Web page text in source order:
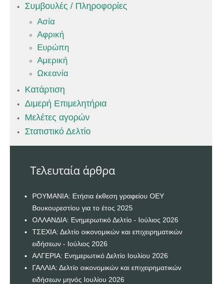
Συμβουλές / Πληροφορίες
Ασία
Αφρική
Ευρώπη
Αμερική
Ωκεανία
Κατάρτιση
Διμερή Επιμελητήρια
Μελέτες αγορών
Στατιστικό Δελτίο
Τελευταία άρθρα
ΡΟΥΜΑΝΙΑ: Ετήσια έκθεση γραφείου ΟΕΥ
Βουκουρεστίου για το έτος 2025
ΟΛΛΑΝΔΙΑ: Ενημερωτικό Δελτίο - Ιούλιος 2026
ΤΣΕΧΙΑ: Δελτίο οικονομικών και επιχειρηματικών
ειδήσεων - Ιούλιος 2026
ΑΛΓΕΡΙΑ: Ενημερωτικό Δελτίο Ιουλίου 2026
ΓΑΛΛΙΑ: Δελτίο οικονομικών και επιχειρηματικών
ειδήσεων μηνός Ιουλίου 2026